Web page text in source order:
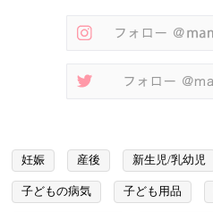
妊娠 産後 新生児/乳幼児
子どもの病気 子ども用品